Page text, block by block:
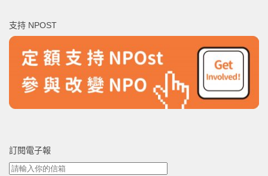
字:
支持 NPOST
訂閱電子報